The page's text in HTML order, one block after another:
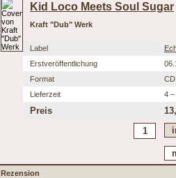
Kid Loco Meets Soul Sugar
Kraft "Dub" Werk
Label
Erstveröffentlichung
Format
CD
Lieferzeit
4 –
Preis
Rezension